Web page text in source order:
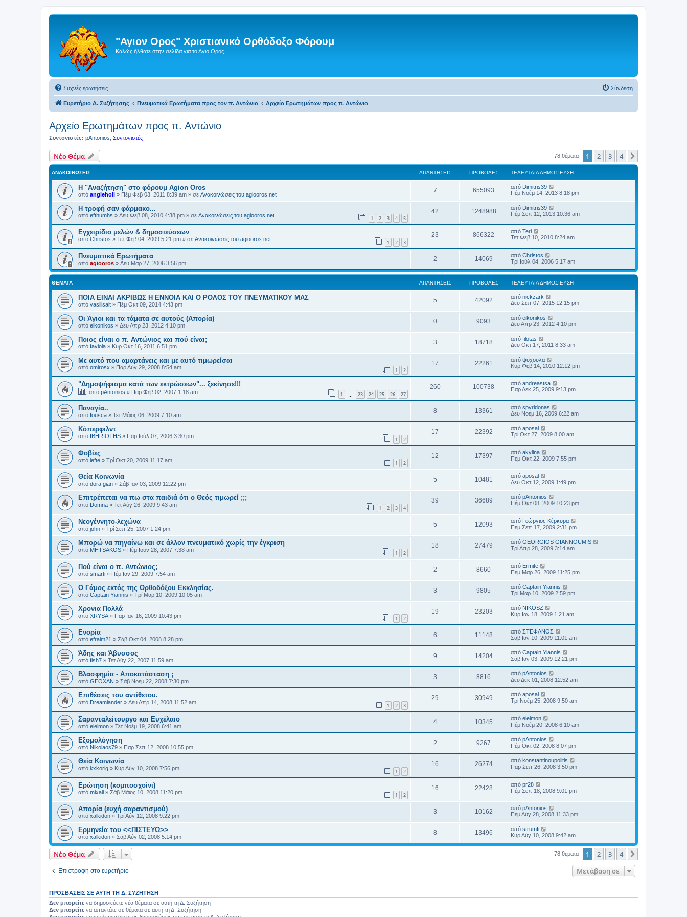
"Αγιον Ορος" Χριστιανικό Ορθόδοξο Φόρουμ
Καλώς ήλθατε στην σελίδα για το Αγιο Ορος
Συχνές ερωτήσεις Σύνδεση
Ευρετήριο Δ. Συζήτησης Πνευματικά Ερωτήματα προς τον π. Αντώνιο Αρχείο Ερωτημάτων προς π. Αντώνιο
Αρχείο Ερωτημάτων προς π. Αντώνιο
Συντονιστές: pAntonios Συντονιστές
Νέο Θέμα 78 θέματα 1 2 3 4
ΑΝΑΚΟΙΝΏΣΕΙΣ ΑΠΑΝΤΉΣΕΙΣ ΠΡΟΒΟΛΈΣ ΤΕΛΕΥΤΑΊΑ ΔΗΜΟΣΊΕΥΣΗ
Η "Αναζήτηση" στο φόρουμ Agion Oros
από angieholi » Πέμ Φεβ 03, 2011 8:39 am » σε Ανακοινώσεις του agiooros.net
7 655093 από Dimitris39
Πέμ Νοέμ 14, 2013 8:18 pm
H τροφή σαν φάρμακο...
από efthumhs » Δευ Φεβ 08, 2010 4:38 pm » σε Ανακοινώσεις του agiooros.net 1 2 3 4 5
42 1248988 από Dimitris39
Πέμ Σεπ 12, 2013 10:36 am
Εγχειρίδιο μελών & δημοσιεύσεων
από Christos » Τετ Φεβ 04, 2009 5:21 pm » σε Ανακοινώσεις του agiooros.net 1 2 3
23 866322 από Teri
Τετ Φεβ 10, 2010 8:24 am
Πνευματικά Ερωτήματα
από agiooros » Δευ Μαρ 27, 2006 3:56 pm
2 14069 από Christos
Τρί Ιούλ 04, 2006 5:17 am
ΘΈΜΑΤΑ ΑΠΑΝΤΉΣΕΙΣ ΠΡΟΒΟΛΈΣ ΤΕΛΕΥΤΑΊΑ ΔΗΜΟΣΊΕΥΣΗ
ΠΟΙΑ ΕΙΝΑΙ ΑΚΡΙΒΩΣ Η ΕΝΝΟΙΑ ΚΑΙ Ο ΡΟΛΟΣ ΤΟΥ ΠΝΕΥΜΑΤΙΚΟΥ ΜΑΣ
από vasilisalt » Πέμ Οκτ 09, 2014 4:43 pm
5 42092 από nickzark
Δευ Σεπ 07, 2015 12:15 pm
Οι Άγιοι και τα τάματα σε αυτούς (Απορία)
από eikonikos » Δευ Απρ 23, 2012 4:10 pm
0 9093 από eikonikos
Δευ Απρ 23, 2012 4:10 pm
Ποιος είναι ο π. Αντώνιος και πού είναι;
από faviola » Κυρ Οκτ 16, 2011 6:51 pm
3 18718 από filotas
Δευ Οκτ 17, 2011 8:33 am
Με αυτό που αμαρτάνεις και με αυτό τιμωρείσαι
από omirosx » Παρ Αύγ 29, 2008 8:54 am 1 2
17 22261 από ψυχουλα
Κυρ Φεβ 14, 2010 12:12 pm
"Δημοψήφισμα κατά των εκτρώσεων"... ξεκίνησε!!!
από pAntonios » Παρ Φεβ 02, 2007 1:18 am 1 23 24 25 26 27
260 100738 από andreastsa
Παρ Δεκ 25, 2009 9:13 pm
Παναγία..
από fousca » Τετ Μάιος 06, 2009 7:10 am
8 13361 από spyridonas
Δευ Νοέμ 16, 2009 6:22 am
Κόπερφιλντ
από IBHRIOTHS » Παρ Ιούλ 07, 2006 3:30 pm 1 2
17 22392 από aposal
Τρί Οκτ 27, 2009 8:00 am
Φοβίες
από lefte » Τρί Οκτ 20, 2009 11:17 am 1 2
12 17397 από akylina
Πέμ Οκτ 22, 2009 7:55 pm
Θεία Κοινωνία
από dora gian » Σάβ Ιαν 03, 2009 12:22 pm
5 10481 από aposal
Δευ Οκτ 12, 2009 1:49 pm
Επιτρέπεται να πω στα παιδιά ότι ο Θεός τιμωρεί ;;;
από Domna » Τετ Αύγ 26, 2009 9:43 am 1 2 3 4
39 36689 από pAntonios
Πέμ Οκτ 08, 2009 10:23 pm
Νεογέννητο-λεχώνα
από john » Τρί Σεπ 25, 2007 1:24 pm
5 12093 από Γεώργιος-Κέρκυρα
Πέμ Σεπ 17, 2009 2:31 pm
Μπορώ να πηγαίνω και σε άλλον πνευματικό χωρίς την έγκριση
από MHTSAKOS » Πέμ Ιουν 28, 2007 7:38 am 1 2
18 27479 από GEORGIOS GIANNOUMIS
Τρί Απρ 28, 2009 3:14 am
Πού είναι ο π. Αντώνιος;
από smarti » Πέμ Ιαν 29, 2009 7:54 am
2 8660 από Ermite
Πέμ Μαρ 26, 2009 11:25 pm
Ο Γάμος εκτός της Ορθοδόξου Εκκλησίας.
από Captain Yiannis » Τρί Μαρ 10, 2009 10:05 am
3 9805 από Captain Yiannis
Τρί Μαρ 10, 2009 2:59 pm
Χρονια Πολλά
από XRYSA » Παρ Ιαν 16, 2009 10:43 pm 1 2
19 23203 από NIKOSZ
Κυρ Ιαν 18, 2009 1:21 am
Ενορία
από efraim21 » Σάβ Οκτ 04, 2008 8:28 pm
6 11148 από ΣΤΕΦΑΝΟΣ
Σάβ Ιαν 10, 2009 11:01 am
Άδης και Άβυσσος
από fish7 » Τετ Αύγ 22, 2007 11:59 am
9 14204 από Captain Yiannis
Σάβ Ιαν 03, 2009 12:21 pm
Βλασφημία - Αποκατάσταση ;
από GEOXAN » Σάβ Νοέμ 22, 2008 7:30 pm
3 8816 από pAntonios
Δευ Δεκ 01, 2008 12:52 am
Επιθέσεις του αντίθετου.
από Dreamlander » Δευ Απρ 14, 2008 11:52 am 1 2 3
29 30949 από aposal
Τρί Νοέμ 25, 2008 9:50 am
Σαρανταλείτουργο και Ευχέλαιο
από eleimon » Τετ Νοέμ 19, 2008 6:41 am
4 10345 από eleimon
Πέμ Νοέμ 20, 2008 6:10 am
Εξομολόγηση
από Nikolaos79 » Παρ Σεπ 12, 2008 10:55 pm
2 9267 από pAntonios
Πέμ Οκτ 02, 2008 8:07 pm
Θεία Κοινωνία
από kxkorig » Κυρ Αύγ 10, 2008 7:56 pm 1 2
16 26274 από konstantinoupolitis
Παρ Σεπ 26, 2008 3:50 pm
Ερώτηση (κομποσχοίνι)
από mixail » Σάβ Μάιος 10, 2008 11:20 pm 1 2
16 22428 από pr28
Πέμ Σεπ 18, 2008 9:01 pm
Απορία (ευχή σαραντισμού)
από xalkidon » Τρί Αύγ 12, 2008 9:22 pm
3 10162 από pAntonios
Πέμ Αύγ 28, 2008 11:33 pm
Ερμηνεία του <<ΠΙΣΤΕΥΩ>>
από xalkidon » Σάβ Αύγ 02, 2008 5:14 pm
8 13496 από strumfi
Κυρ Αύγ 10, 2008 9:42 am
Νέο Θέμα 78 θέματα 1 2 3 4
Επιστροφή στο ευρετήριο Μετάβαση σε
ΠΡΟΣΒΆΣΕΙΣ ΣΕ ΑΥΤΉ ΤΗ Δ. ΣΥΖΉΤΗΣΗ
Δεν μπορείτε να δημοσιεύετε νέα θέματα σε αυτή τη Δ. Συζήτηση
Δεν μπορείτε να απαντάτε σε θέματα σε αυτή τη Δ. Συζήτηση